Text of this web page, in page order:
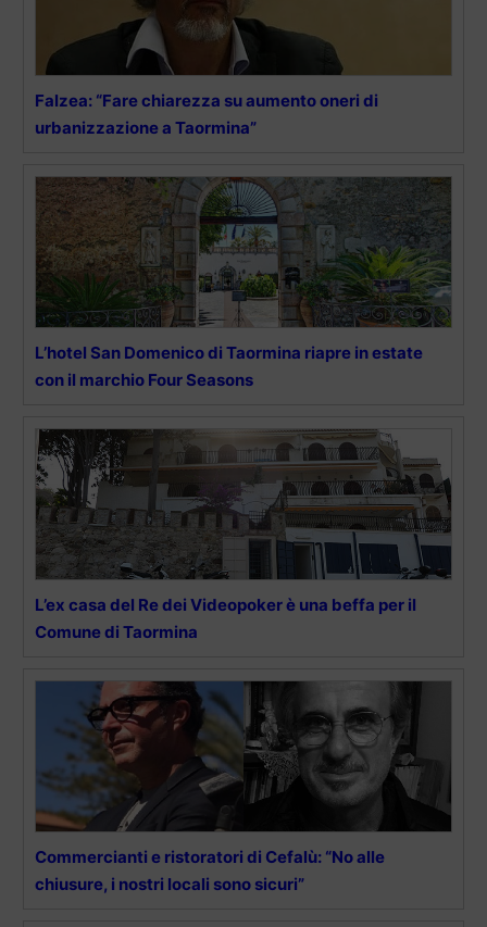
Falzea: “Fare chiarezza su aumento oneri di
urbanizzazione a Taormina”
L’hotel San Domenico di Taormina riapre in estate
con il marchio Four Seasons
L’ex casa del Re dei Videopoker è una beffa per il
Comune di Taormina
Commercianti e ristoratori di Cefalù: “No alle
chiusure, i nostri locali sono sicuri”